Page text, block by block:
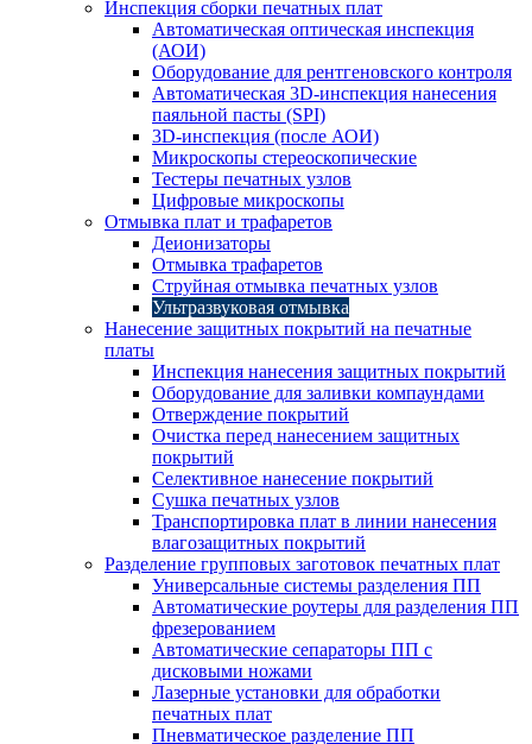
Инспекция сборки печатных плат
Автоматическая оптическая инспекция
(АОИ)
Оборудование для рентгеновского контроля
Автоматическая 3D-инспекция нанесения
паяльной пасты (SPI)
3D-инспекция (после АОИ)
Микроскопы стереоскопические
Тестеры печатных узлов
Цифровые микроскопы
Отмывка плат и трафаретов
Деионизаторы
Отмывка трафаретов
Струйная отмывка печатных узлов
Ультразвуковая отмывка
Нанесение защитных покрытий на печатные
платы
Инспекция нанесения защитных покрытий
Оборудование для заливки компаундами
Отверждение покрытий
Очистка перед нанесением защитных
покрытий
Селективное нанесение покрытий
Сушка печатных узлов
Транспортировка плат в линии нанесения
влагозащитных покрытий
Разделение групповых заготовок печатных плат
Универсальные системы разделения ПП
Автоматические роутеры для разделения ПП
фрезерованием
Автоматические сепараторы ПП с
дисковыми ножами
Лазерные установки для обработки
печатных плат
Пневматическое разделение ПП